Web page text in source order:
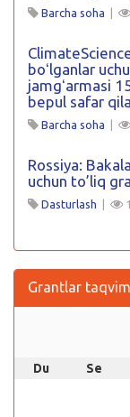
Barcha soha
boʻlganlar
jamgʻarmasi
bepul safar
Barcha soha
Rossiya:
uchun to’liq
Dasturlash
Grantlar
Du Se